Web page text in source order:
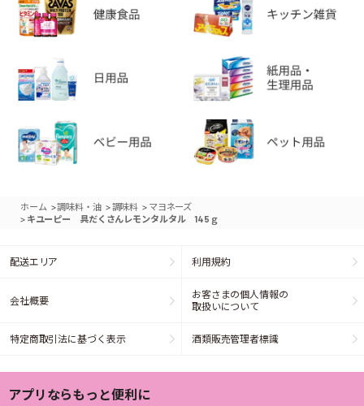
ホーム >調味料・油 >調味料 > マヨネーズ
> キユーピー 具だくさんレモンタルタル 145ｇ
配送エリア 利用規約
会社概要
お客さまの個人情報の
取扱いについて
特定商取引法に基づく表示 酒類販売管理者標識
アプリならもっと便利に